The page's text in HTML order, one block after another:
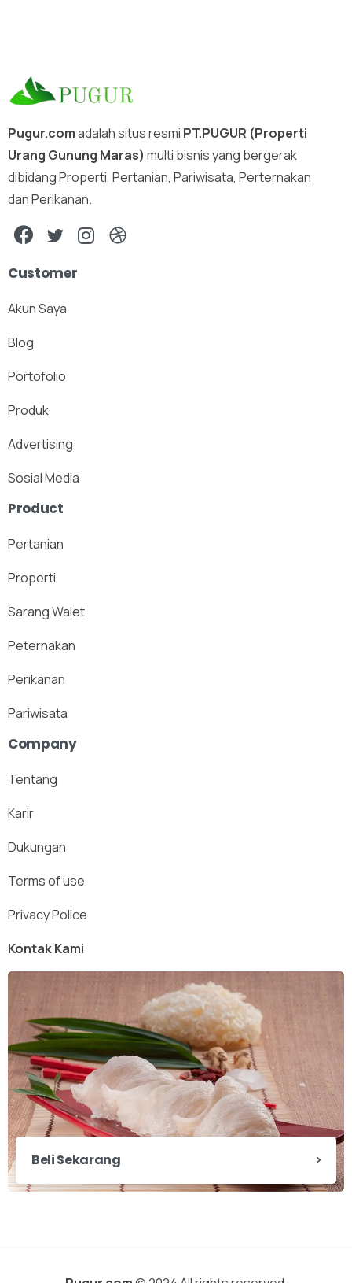
Pugur.comadalah situs resmi PT.PUGUR (Properti
Urang Gunung Maras) multi bisnis yang bergerak
dibidang Properti, Pertanian, Pariwisata, Perternakan
dan Perikanan.
Customer
Akun Saya
Blog
Portofolio
Produk
Advertising
Sosial Media
Product
Pertanian
Properti
Sarang Walet
Peternakan
Perikanan
Pariwisata
Company
Tentang
Karir
Dukungan
Terms of use
Privacy Police
Kontak Kami
Beli Sekarang